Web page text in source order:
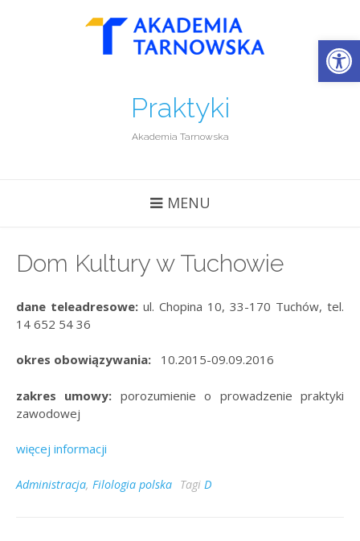
Praktyki
Akademia Tarnowska
MENU
Dom Kultury w Tuchowie
dane teleadresowe: ul. Chopina 10, 33-170 Tuchów, tel.
14 652 54 36
okres obowiązywania: 10.2015-09.09.2016
zakres umowy: porozumienie o prowadzenie praktyki
zawodowej
więcej informacji
Administracja, Filologia polska Tagi D